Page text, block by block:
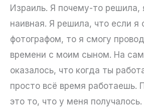
Израиль. Я почему-то решила,
наивная. Я решила, что если я
фотографом, то я смогу
времени с моим сыном. На
оказалось, что когда ты
просто всё время работаешь.
это то, что у меня